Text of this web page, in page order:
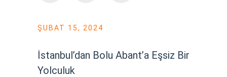
ŞUBAT 15, 2024
İstanbul’dan Bolu Abant’a Eşsiz Bir
Yolculuk